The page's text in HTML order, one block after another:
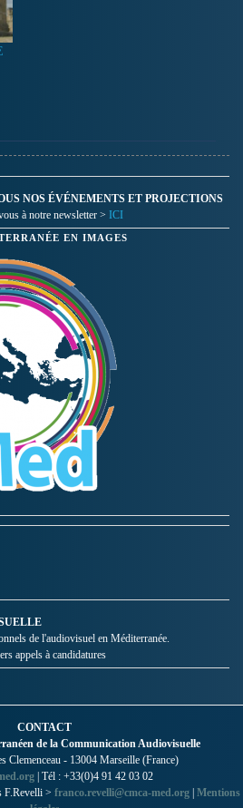
NOS ÉVÉNEMENTS ET PROJECTIONS
à notre newsletter > ICI
EN IMAGES
de l'audiovisuel en Méditerranée.
appels à candidatures
CONTACT
de la Communication Audiovisuelle
Clemenceau - 13004 Marseille (France)
| Tél : +33(0)4 91 42 03 02
F.Revelli > franco.revelli@cmca-med.org | Mentions